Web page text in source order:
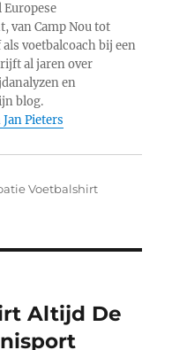
Europese
van Camp Nou tot
voetbalcoach bij een
al jaren over
en
blog.
Pieters
Voetbalshirt
Altijd De